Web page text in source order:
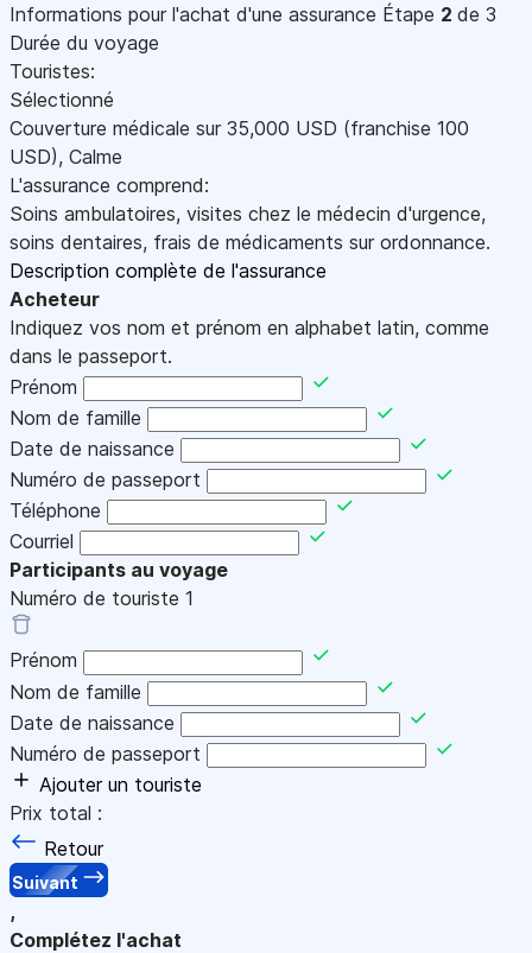
Informations pour l'achat d'une assurance Étape 2 de 3
Durée du voyage
Touristes:
Sélectionné
Couverture médicale sur 35,000 USD (franchise 100
USD), Calme
L'assurance comprend:
Soins ambulatoires, visites chez le médecin d'urgence,
soins dentaires, frais de médicaments sur ordonnance.
Description complète de l'assurance
Acheteur
Indiquez vos nom et prénom en alphabet latin, comme
dans le passeport.
Prénom
Nom de famille
Date de naissance
Numéro de passeport
Téléphone
Courriel
Participants au voyage
Numéro de touriste 1
Prénom
Nom de famille
Date de naissance
Numéro de passeport
Ajouter un touriste
Prix total :
Retour
Suivant
,
Complétez l'achat